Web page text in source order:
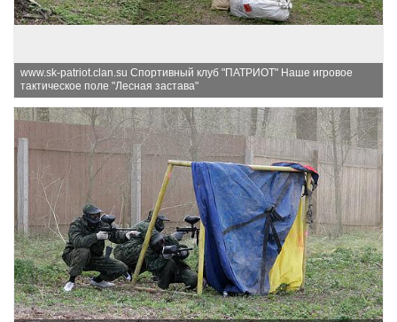
www.sk-patriot.clan.su Спортивный клуб "ПАТРИОТ" Наше игровое
тактическое поле "Лесная застава"